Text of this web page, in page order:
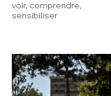
voir, comprendre,
sensibiliser